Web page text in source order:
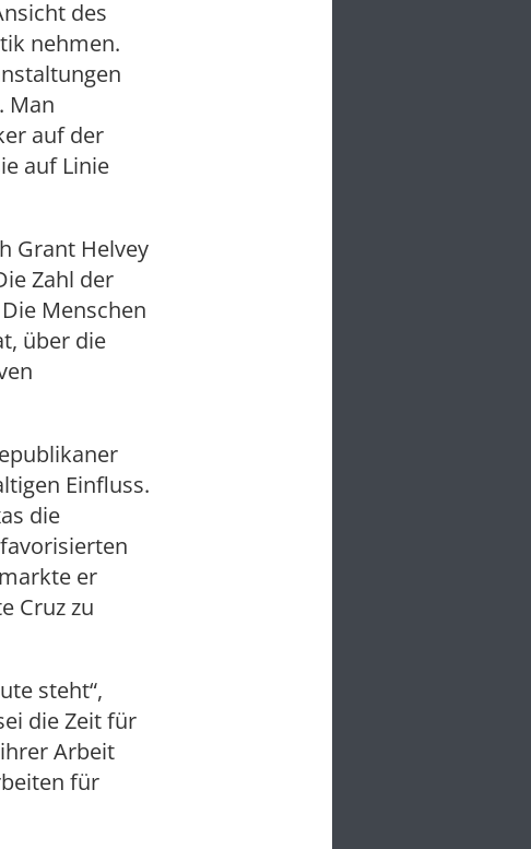
des
nehmen.
Man
auf der
auf Linie
Grant Helvey
Zahl der
Menschen
über die
Einfluss.
die
er
Cruz zu
steht“,
die Zeit für
Arbeit
für